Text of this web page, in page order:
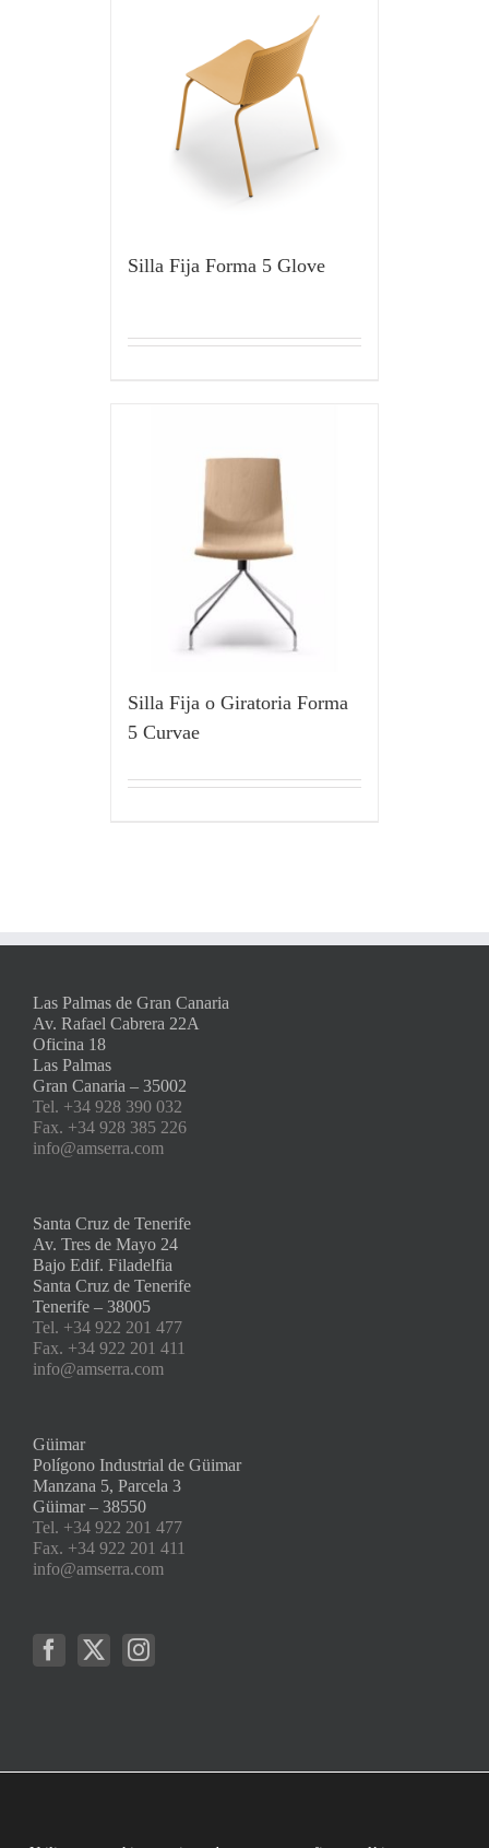
Silla Fija Forma 5 Glove
Silla Fija o Giratoria Forma
5 Curvae
Las Palmas de Gran Canaria
Av. Rafael Cabrera 22A
Oficina 18
Las Palmas
Gran Canaria – 35002
Tel. +34 928 390 032
Fax. +34 928 385 226
info@amserra.com
Santa Cruz de Tenerife
Av. Tres de Mayo 24
Bajo Edif. Filadelfia
Santa Cruz de Tenerife
Tenerife – 38005
Tel. +34 922 201 477
Fax. +34 922 201 411
info@amserra.com
Güimar
Polígono Industrial de Güimar
Manzana 5, Parcela 3
Güimar – 38550
Tel. +34 922 201 477
Fax. +34 922 201 411
info@amserra.com